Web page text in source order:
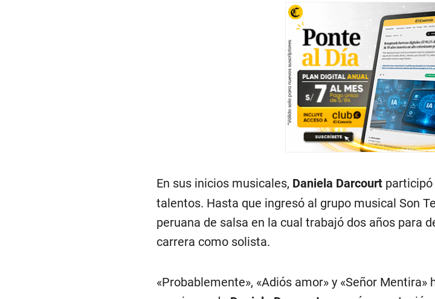
En sus inicios musicales, Daniela Darcourtparticipó
talentos. Hasta que ingresó al grupo musical Son
peruana de salsa en la cual trabajó dos años para
carrera como solista.
«Probablemente», «Adiós amor» y «Señor Mentira»